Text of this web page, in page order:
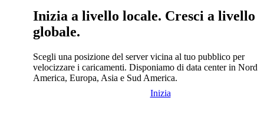
Inizia a livello locale. Cresci a livello
globale.
Scegli una posizione del server vicina al tuo pubblico per
velocizzare i caricamenti. Disponiamo di data center in Nord
America, Europa, Asia e Sud America.
Inizia